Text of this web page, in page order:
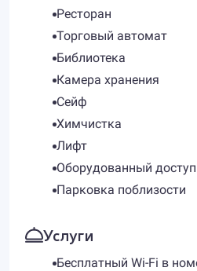
Ресторан
Торговый автомат
Библиотека
Камера хранения
Сейф
Химчистка
Лифт
Оборудованный
Парковка поблизости
Услуги
Бесплатный Wi-Fi в